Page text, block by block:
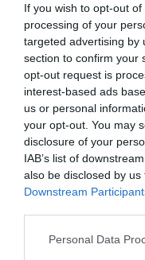
If you wish to opt-out
processing of your
targeted advertising by
section to confirm your
opt-out request is
interest-based ads
us or personal
your opt-out. You may
disclosure of your
IAB’s list of
also be disclosed by
Downstream
Personal Data
εισιτηρίων: 10€ με
3450930, 6933
Ακολουθήστε το
μάθετε πρώτοι όλες
Δείτε όλα τα
Πολιτισμό στο
Tags